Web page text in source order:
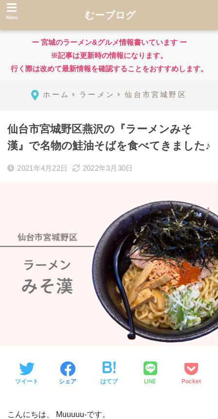
むーブログ
ー 宮城のラーメン&グルメ情報書いています ー
※記事は更新時の情報になります。
行く際は改めて最新情報を確認することをおすすめします。
ホーム ラーメン 仙台市宮城野区
仙台市宮城野区燕沢の『ラーメンみそ
漢』で名物の鮭油そばを食べてきました♪
2021年4月22日 2022年3月30日
ツイート シェア はてブ LINE Pocket
こんにちは、 Muuuuu-です。